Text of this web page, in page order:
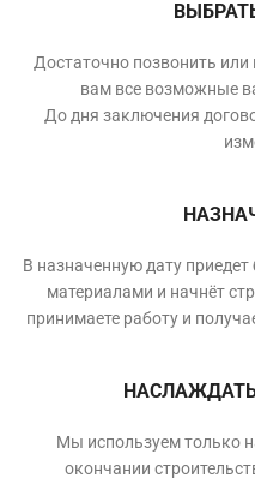
Достаточно позвонить
вам все возможные
До дня заключения
В назначенную дату
материалами и начнёт
принимаете работу и
Мы используем только
окончании